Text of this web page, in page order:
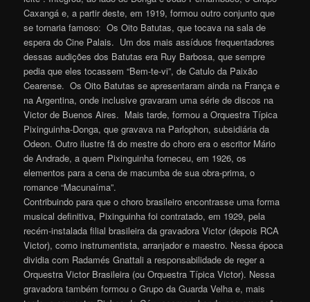
Caxangá e, a partir deste, em 1919, formou outro conjunto que
se tornaria famoso: Os Oito Batutas, que tocava na sala de
espera do Cine Palais. Um dos mais assíduos frequentadores
dessas audições dos Batutas era Ruy Barbosa, que sempre
pedia que eles tocassem “Bem-te-vi”, de Catulo da Paixão
Cearense. Os Oito Batutas se apresentaram ainda na França e
na Argentina, onde inclusive gravaram uma série de discos na
Victor de Buenos Aires. Mais tarde, formou a Orquestra Típica
Pixinguinha-Donga, que gravava na Parlophon, subsidiária da
Odeon. Outro ilustre fã do mestre do choro era o escritor Mário
de Andrade, a quem Pixinguinha forneceu, em 1926, os
elementos para a cena de macumba de sua obra-prima, o
romance “Macunaíma”.
Contribuindo para que o choro brasileiro encontrasse uma forma
musical definitiva, Pixinguinha foi contratado, em 1929, pela
recém-instalada filial brasileira da gravadora Victor (depois RCA
Victor), como instrumentista, arranjador e maestro. Nessa época
dividia com Radamés Gnattali a responsabilidade de reger a
Orquestra Victor Brasileira (ou Orquestra Típica Victor). Nessa
gravadora também formou o Grupo da Guarda Velha e, mais